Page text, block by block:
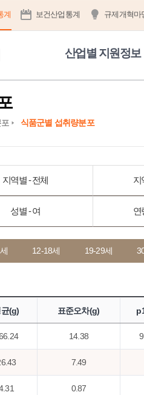
계 보건산업통계 규제개혁마
산업별 지원정보
식품군별 섭취량분포
지역별 - 전체 지
성별 - 여 연
12-18세 19-29세
(g) 표준오차(g)
14.38
7.49
0.87